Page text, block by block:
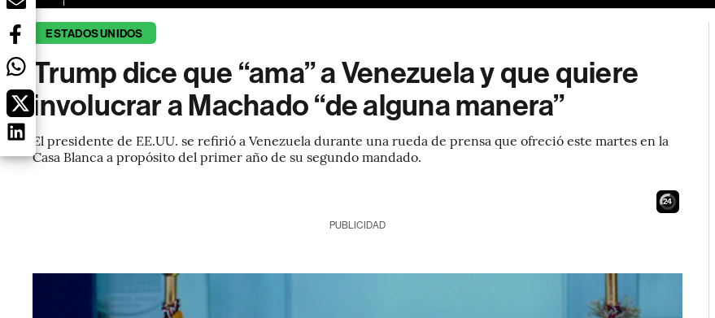
ESTADOS UNIDOS
Trump dice que “ama” a Venezuela y que quiere
involucrar a Machado “de alguna manera”
El presidente de EE.UU. se refirió a Venezuela durante una rueda de prensa que ofreció este martes en la
Casa Blanca a propósito del primer año de su segundo mandado.
23
PUBLICIDAD